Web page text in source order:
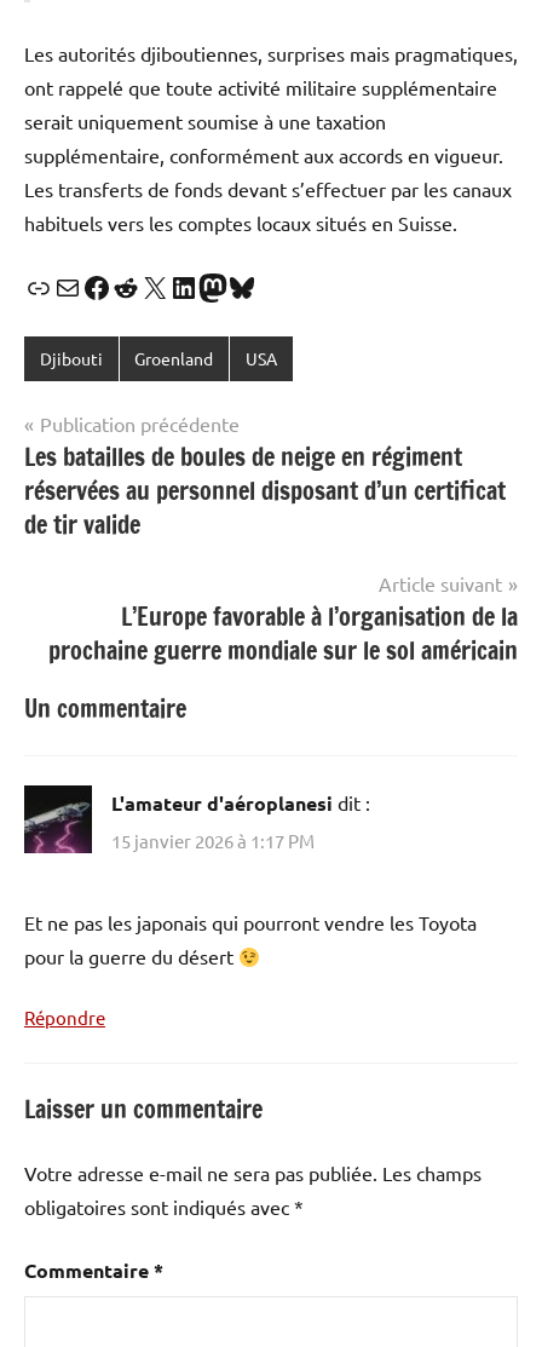
Les autorités djiboutiennes, surprises mais pragmatiques,
ont rappelé que toute activité militaire supplémentaire
serait uniquement soumise à une taxation
supplémentaire, conformément aux accords en vigueur.
Les transferts de fonds devant s’effectuer par les canaux
habituels vers les comptes locaux situés en Suisse.
LienE-mailFacebook
Reddit
X LinkedIn
Mastodon
Bluesky
Djibouti Groenland USA
Navigation
de
l’article
Publication précédente
Les batailles de boules de neige en régiment
réservées au personnel disposant d’un certificat
de tir valide
Article suivant
L’Europe favorable à l’organisation de la
prochaine guerre mondiale sur le sol américain
Un commentaire
L'amateur d'aéroplanesi dit :
15 janvier 2026 à 1:17 PM
Et ne pas les japonais qui pourront vendre les Toyota
pour la guerre du désert
Répondre
Laisser un commentaire
Votre adresse e-mail ne sera pas publiée. Les champs
obligatoires sont indiqués avec *
Commentaire*